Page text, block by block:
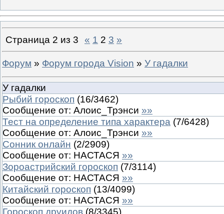
Страница 2 из 3 « 1 2 3 »
Форум » Форум города Vision » У гадалки
У гадалки
Рыбий гороскоп (16/3462)
Сообщение от: Алоис_Трэнси »»
Тест на определение типа характера (7/6428)
Сообщение от: Алоис_Трэнси »»
Сонник онлайн (2/2909)
Сообщение от: НАСТАСЯ »»
Зороастрийский гороскоп (7/3114)
Сообщение от: НАСТАСЯ »»
Китайский гороскоп (13/4099)
Сообщение от: НАСТАСЯ »»
Гороскоп друидов (8/3345)